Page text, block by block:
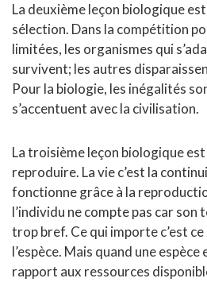
La deuxième leçon biologique
sélection. Dans la compétition
limitées, les organismes qui
survivent; les autres
Pour la biologie, les inégalités
s’accentuent avec la civilisation.
La troisième leçon biologique
reproduire. La vie c’est la
fonctionne grâce à la
l’individu ne compte pas car son
trop bref. Ce qui importe c’est
l’espèce. Mais quand une
rapport aux ressources